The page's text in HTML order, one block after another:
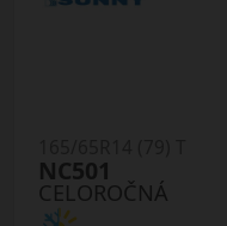
CELOROČNÁ
NC501